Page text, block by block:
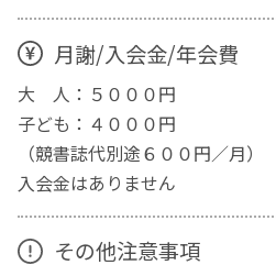
月謝/入会金/年会費
大 人：５０００円
子ども：４０００円
（競書誌代別途６００円／月）
入会金はありません
その他注意事項